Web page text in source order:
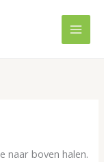
naar boven halen.